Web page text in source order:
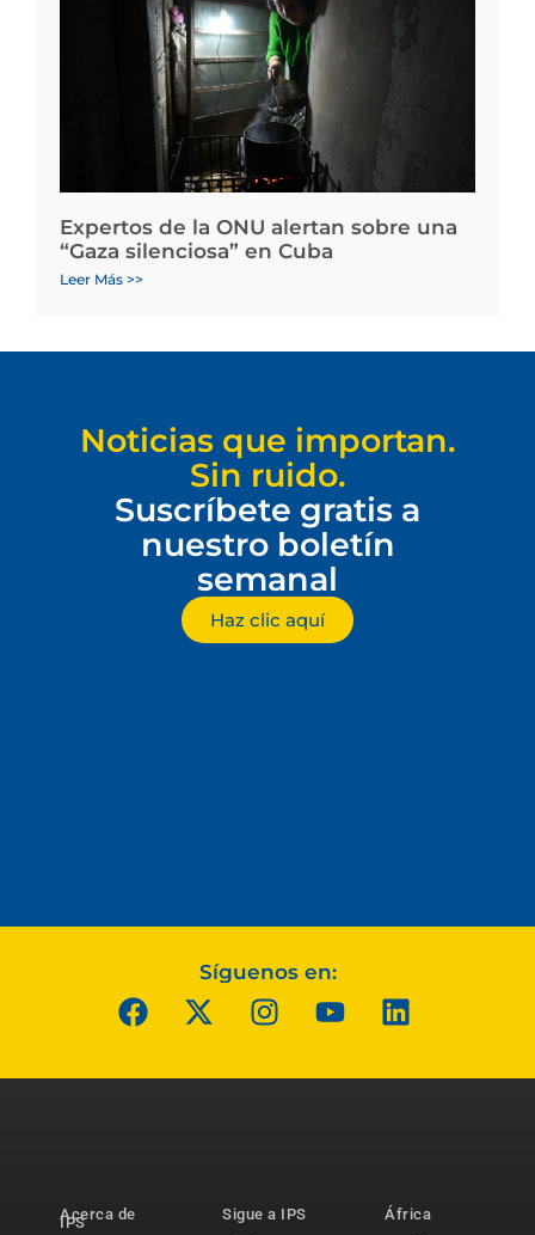
Expertos de la ONU alertan sobre una
“Gaza silenciosa” en Cuba
Leer Más >>
Noticias que importan.
Sin ruido.
Suscríbete gratis a
nuestro boletín
semanal
Haz clic aquí
Síguenos en:
Acerca de
IPS
Sigue a IPS
África